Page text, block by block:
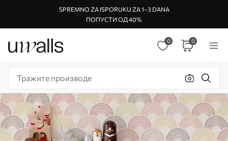
SPREMNO ZA ISPORUKU ZA 1–3 DANA
ПОПУСТИ ОД 40%
0 0